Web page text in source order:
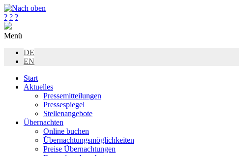
? ? ?
Menü
DE
EN
Start
Aktuelles
Pressemitteilungen
Pressespiegel
Stellenangebote
Übernachten
Online buchen
Übernachtungsmöglichkeiten
Preise Übernachtungen